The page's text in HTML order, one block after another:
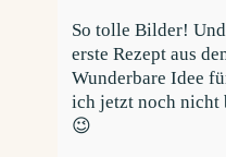
So tolle Bilder! Und
erste Rezept aus
Wunderbare Idee
ich jetzt noch nicht
😉